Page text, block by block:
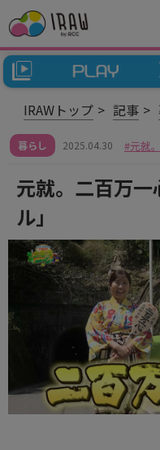
IRAWトップ 記事
暮らし 2025.04.30 元就
元就。二百万
ル」